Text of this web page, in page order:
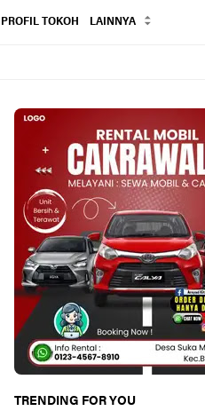
PROFIL TOKOH LAINNYA
TRENDING FOR YOU